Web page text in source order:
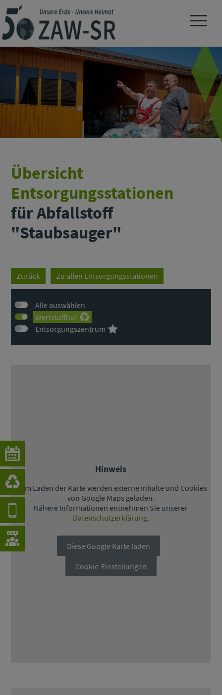
Navigation
Übersicht
Entsorgungsstationen
für Abfallstoff
"Staubsauger"
Zurück Zu allen Entsorgungsstationen
Alle auswählen
Wertstoffhof
Entsorgungszentrum
Hinweis
Beim Laden der Karte werden externe Inhalte und Cookies
von Google Maps geladen.
Nähere Informationen entnehmen Sie unserer
Datenschutzerklärung.
Diese Google Karte laden
Cookie-Einstellungen